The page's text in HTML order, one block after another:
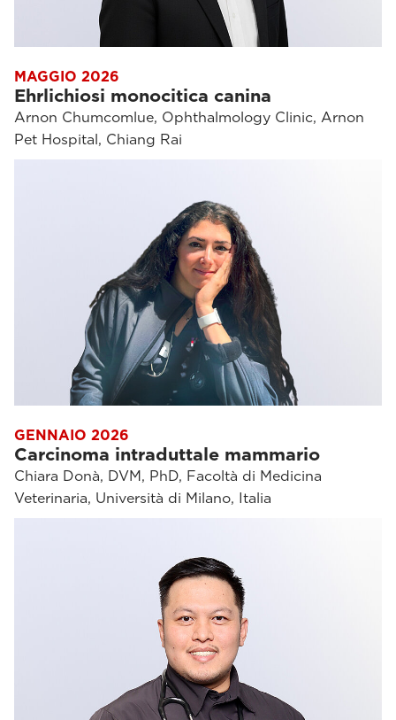
MAGGIO 2026
Ehrlichiosi monocitica canina
Arnon Chumcomlue, Ophthalmology Clinic, Arnon
Pet Hospital, Chiang Rai
GENNAIO 2026
Carcinoma intraduttale mammario
Chiara Donà, DVM, PhD, Facoltà di Medicina
Veterinaria, Università di Milano, Italia